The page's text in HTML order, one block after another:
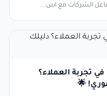
الشركات مع اس...
تجربة العملاء؟
🌟